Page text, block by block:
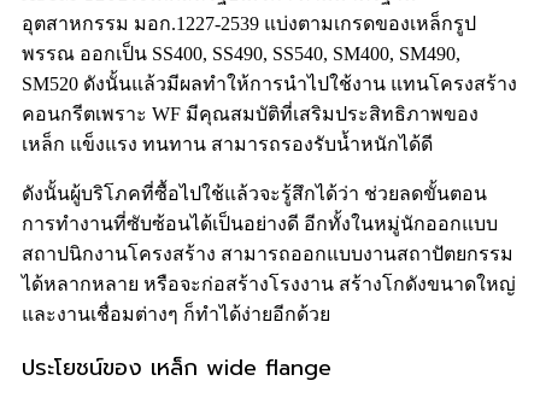
อุตสาหกรรม มอก.1227-2539 แบ่งตามเกรดของเหล็กรูป
พรรณ ออกเป็น SS400, SS490, SS540, SM400, SM490,
SM520 ดังนั้นแล้วมีผลทำให้การนำไปใช้งาน แทนโครงสร้าง
คอนกรีตเพราะ WF มีคุณสมบัติที่เสริมประสิทธิภาพของ
เหล็ก แข็งแรง ทนทาน สามารถรองรับน้ำหนักได้ดี
ดังนั้นผู้บริโภคที่ซื้อไปใช้แล้วจะรู้สึกได้ว่า ช่วยลดขั้นตอน
การทำงานที่ซับซ้อนได้เป็นอย่างดี อีกทั้งในหมู่นักออกแบบ
สถาปนิกงานโครงสร้าง สามารถออกแบบงานสถาปัตยกรรม
ได้หลากหลาย หรือจะก่อสร้างโรงงาน สร้างโกดังขนาดใหญ่
และงานเชื่อมต่างๆ ก็ทำได้ง่ายอีกด้วย
ประโยชน์ของ เหล็ก wide flange